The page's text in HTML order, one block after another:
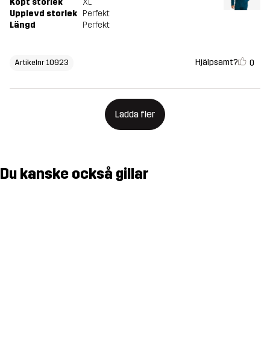
Köpt storlek
XL
Upplevd storlek Perfekt
Längd
Perfekt
Artikelnr 10923 Hjälpsamt? 0
Ladda fler
Du kanske också gillar